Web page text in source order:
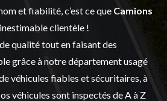
et fiabilité, c’est ce que Camions
clientèle !
qualité tout en faisant des
grâce à notredépartement usagé
véhicules fiables et sécuritaires, à
véhicules sont inspectés de A à Z